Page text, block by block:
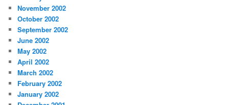
November 2002
October 2002
September 2002
June 2002
May 2002
April 2002
March 2002
February 2002
January 2002